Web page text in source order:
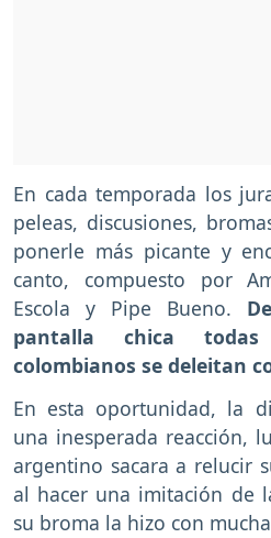
En cada temporada los
peleas, discusiones,
ponerle más picante y
canto, compuesto por
Escola y Pipe Bueno.
pantalla chica
colombianos se deleitan
En esta oportunidad, la
una inesperada reacción,
argentino sacara a relucir
al hacer una imitación de
su broma la hizo con